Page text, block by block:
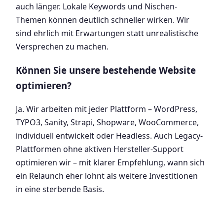
auch länger. Lokale Keywords und Nischen-
Themen können deutlich schneller wirken. Wir
sind ehrlich mit Erwartungen statt unrealistische
Versprechen zu machen.
Können Sie unsere bestehende Website
optimieren?
Ja. Wir arbeiten mit jeder Plattform – WordPress,
TYPO3, Sanity, Strapi, Shopware, WooCommerce,
individuell entwickelt oder Headless. Auch Legacy-
Plattformen ohne aktiven Hersteller-Support
optimieren wir – mit klarer Empfehlung, wann sich
ein Relaunch eher lohnt als weitere Investitionen
in eine sterbende Basis.